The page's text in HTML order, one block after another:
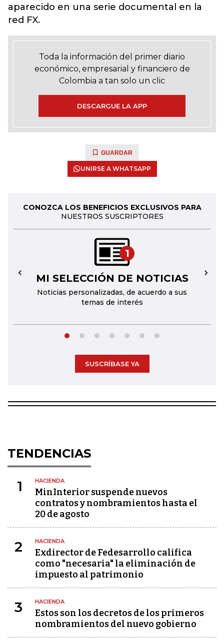
aparecido en una serie documental en la
red FX.
Toda la información del primer diario
económico, empresarial y financiero de
Colombia a tan solo un clic
DESCARGUE LA APP
GUARDAR
UNIRSE A WHATSAPP
CONOZCA LOS BENEFICIOS EXCLUSIVOS PARA
NUESTROS SUSCRIPTORES
1
MI SELECCIÓN DE NOTICIAS
Noticias personalizadas, de acuerdo a sus
temas de interés
← →
SUSCRÍBASE YA
TENDENCIAS
1 HACIENDA
MinInterior suspende nuevos
contratos y nombramientos hasta el
20 de agosto
2 HACIENDA
Exdirector de Fedesarrollo califica
como "necesaria" la eliminación de
impuesto al patrimonio
3 HACIENDA
Estos son los decretos de los primeros
nombramientos del nuevo gobierno